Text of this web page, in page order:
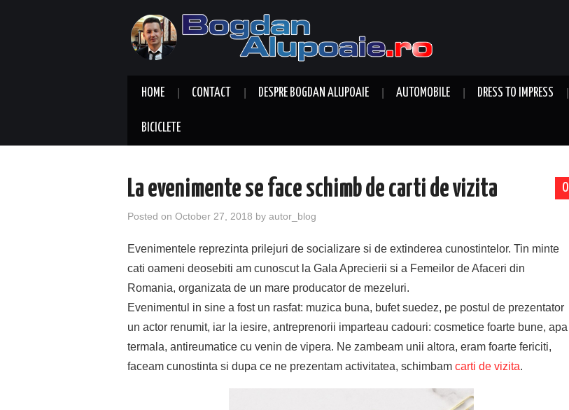
HOME CONTACT DESPRE BOGDAN ALUPOAIE AUTOMOBILE DRESS TO IMPRESS
BICICLETE
0
La evenimente se face schimb de carti de vizita
Posted on October 27, 2018 by autor_blog
Evenimentele reprezinta prilejuri de socializare si de extinderea cunostintelor. Tin minte
cati oameni deosebiti am cunoscut la Gala Aprecierii si a Femeilor de Afaceri din
Romania, organizata de un mare producator de mezeluri.
Evenimentul in sine a fost un rasfat: muzica buna, bufet suedez, pe postul de prezentator
un actor renumit, iar la iesire, antreprenorii imparteau cadouri: cosmetice foarte bune, apa
termala, antireumatice cu venin de vipera. Ne zambeam unii altora, eram foarte fericiti,
faceam cunostinta si dupa ce ne prezentam activitatea, schimbam carti de vizita.